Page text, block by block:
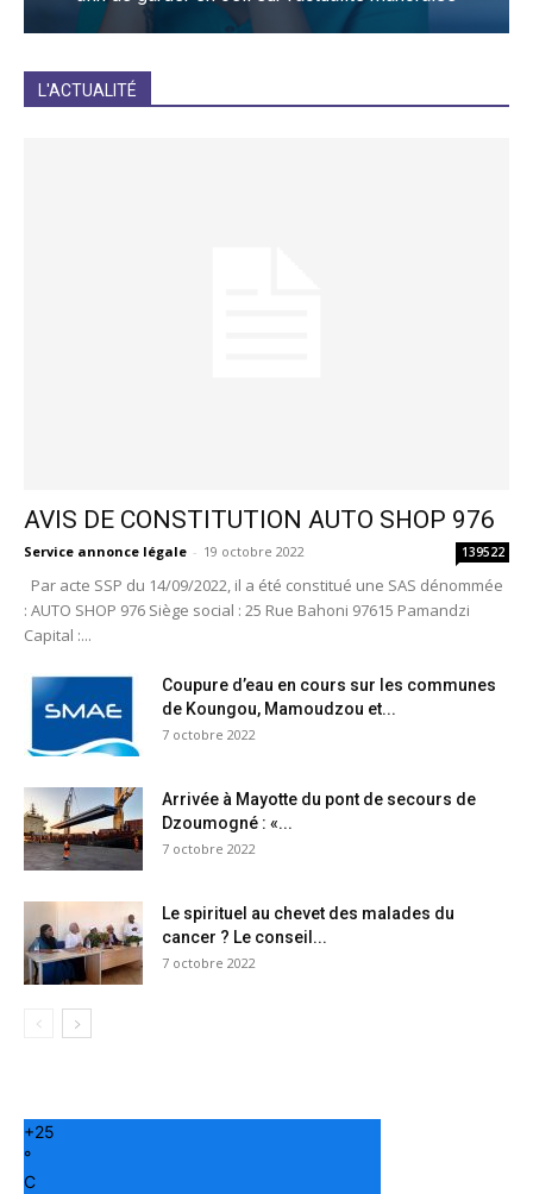
L'ACTUALITÉ
AVIS DE CONSTITUTION AUTO SHOP 976
Service annonce légale - 19 octobre 2022 139522
Par acte SSP du 14/09/2022, il a été constitué une SAS dénommée
: AUTO SHOP 976 Siège social : 25 Rue Bahoni 97615 Pamandzi
Capital :...
Coupure d’eau en cours sur les communes
de Koungou, Mamoudzou et...
7 octobre 2022
Arrivée à Mayotte du pont de secours de
Dzoumogné : «...
7 octobre 2022
Le spirituel au chevet des malades du
cancer ? Le conseil...
7 octobre 2022
+25
°
C